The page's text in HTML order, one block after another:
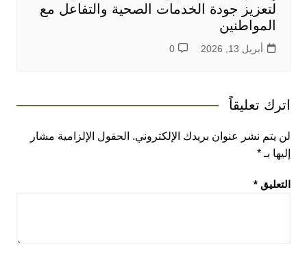
لتعزيز جودة الخدمات الصحية والتفاعل مع
المواطنين
أبريل 13, 2026 0
اترك تعليقاً
لن يتم نشر عنوان بريدك الإلكتروني. الحقول الإلزامية مشار
إليها بـ *
التعليق *